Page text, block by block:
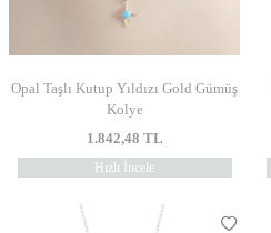
Opal Taşlı Kutup Yıldızı Gold Gümüş
Kolye
1.842,48 TL
Hızlı İncele